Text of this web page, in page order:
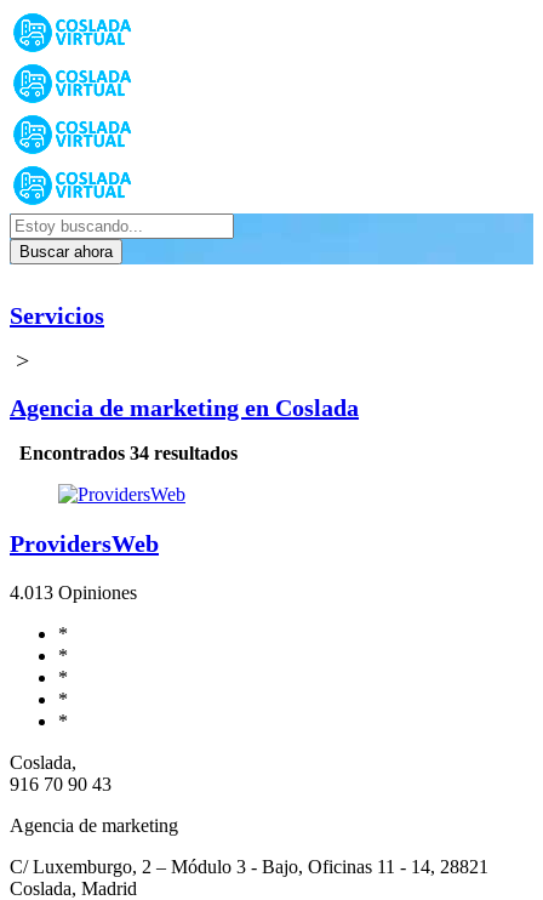
Buscar ahora
Servicios
>
Agencia de marketing en Coslada
Encontrados 34 resultados
ProvidersWeb
4.013 Opiniones
*
*
*
*
*
Coslada,
916 70 90 43
Agencia de marketing
C/ Luxemburgo, 2 – Módulo 3 - Bajo, Oficinas 11 - 14, 28821
Coslada, Madrid